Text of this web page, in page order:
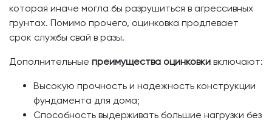
которая иначе могла бы разрушиться в агрессивных
грунтах. Помимо прочего, оцинковка продлевает
срок службы свай в разы.
Дополнительные преимущества оцинковки включают:
Высокую прочность и надежность конструкции
фундамента для дома;
Способность выдерживать большие нагрузки без